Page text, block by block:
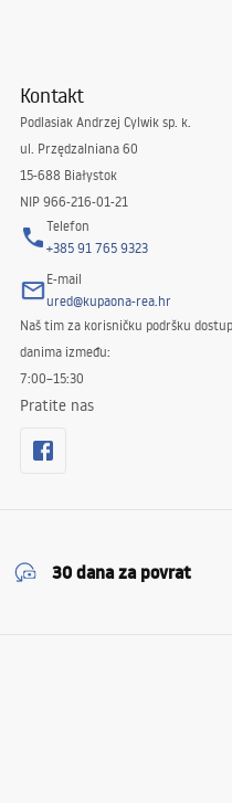
Kontakt
Podlasiak Andrzej Cylwik sp. k.
ul. Przędzalniana 60
15-688 Białystok
NIP 966-216-01-21
Telefon
+385 91 765 9323
E-mail
ured@kupaona-rea.hr
Naš tim za korisničku podršku
danima između:
7:00–15:30
Pratite nas
30 dana za povrat